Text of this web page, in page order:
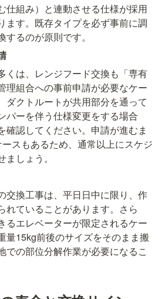
仕組み）と連動させる仕様が採用
ます。既存タイプを必ず事前に調
るのが原則です。
くは、レンジフード交換も「専有
理組合への事前申請が必要なケー
ダクトルートが共用部分を通って
パーを伴う仕様変更をする場合
確認してください。申請が進むま
スもあるため、通常以上にスケジ
しょう。
交換工事は、平日日中に限り、作
れていることがあります。さら
るエレベーターが限定されるケー
量15kg前後のサイズをそのまま搬
での部位分解作業が必要になるこ